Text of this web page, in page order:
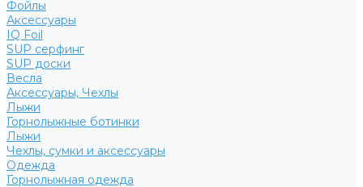
Фойлы
Аксессуары
IQ Foil
SUP серфинг
SUP доски
Весла
Аксессуары, Чехлы
Лыжи
Горнолыжные ботинки
Лыжи
Чехлы, сумки и аксессуары
Одежда
Горнолыжная одежда